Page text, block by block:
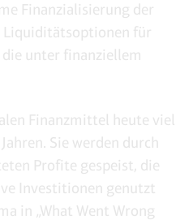
Finanzialisierung der
für
die unter finanziellem
Finanzmittel heute viel
Sie werden durch
Profite gespeist, die
Investitionen genutzt
in „What Went Wrong